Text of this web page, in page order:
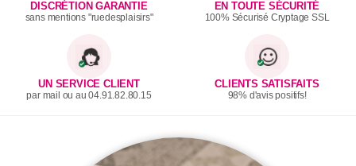
DISCRÉTION GARANTIE
sans mentions "ruedesplaisirs"
EN TOUTE SÉCURITÉ
100% Sécurisé Cryptage SSL
UN SERVICE CLIENT
par mail ou au 04.91.82.80.15
CLIENTS SATISFAITS
98% d'avis positifs!